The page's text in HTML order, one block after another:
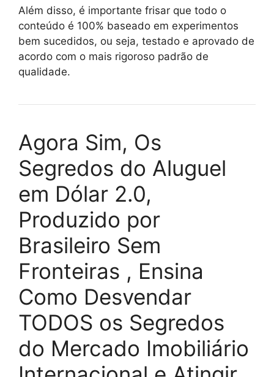
Além disso, é importante frisar que todo o
conteúdo é 100% baseado em experimentos
bem sucedidos, ou seja, testado e aprovado de
acordo com o mais rigoroso padrão de
qualidade.
Agora Sim, Os
Segredos do Aluguel
em Dólar 2.0,
Produzido por
Brasileiro Sem
Fronteiras , Ensina
Como Desvendar
TODOS os Segredos
do Mercado Imobiliário